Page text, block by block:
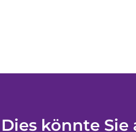
Dies könnte